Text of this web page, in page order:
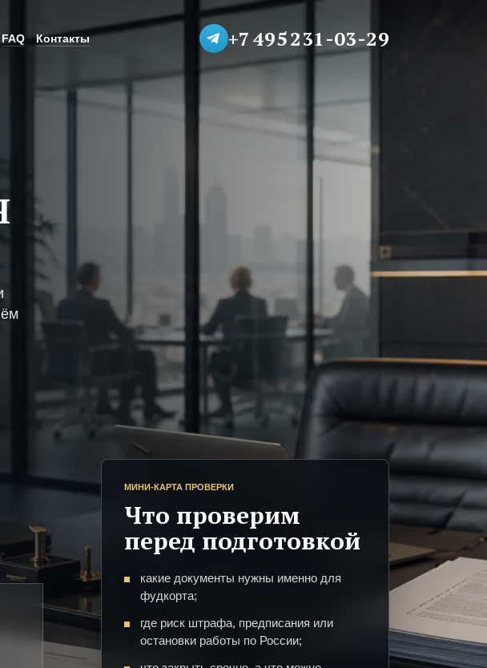
FAQ Контакты +7 495 231-03-29
МИНИ-КАРТА ПРОВЕРКИ
Что проверим
перед подготовкой
какие документы нужны именно для
фудкорта;
где риск штрафа, предписания или
остановки работы по России;